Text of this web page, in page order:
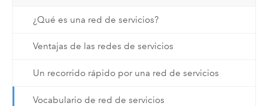
¿Qué es una red de servicios?
Ventajas de las redes de servicios
Un recorrido rápido por una red de servicios
Vocabulario de red de servicios